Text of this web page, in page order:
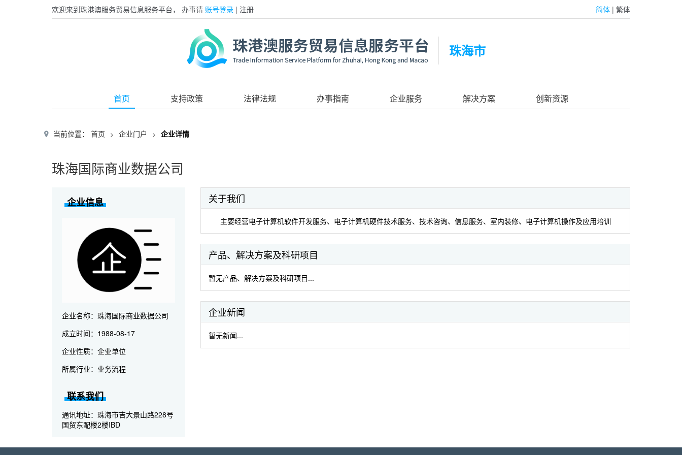
欢迎来到珠港澳服务贸易信息服务平台， 办事请 账号登录 | 注册 简体 | 繁体
珠海市
首页 支持政策 法律法规 办事指南 企业服务 解决方案 创新资源
当前位置： 首页 > 企业门户 > 企业详情
珠海国际商业数据公司
企业信息
企业名称： 珠海国际商业数据公司
成立时间： 1988-08-17
企业性质： 企业单位
所属行业： 业务流程
联系我们
通讯地址： 珠海市吉大景山路228号
国贸东配楼2楼IBD
关于我们
主要经营电子计算机软件开发服务、电子计算机硬件技术服务、技术咨询、信息服务、室内装修、电子计算机操作及应用培训
产品、解决方案及科研项目
暂无产品、解决方案及科研项目...
企业新闻
暂无新闻...